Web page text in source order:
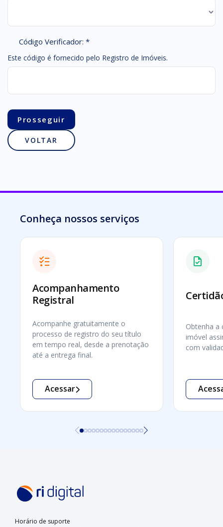
Código Verificador: *
Este código é fornecido pelo Registro de Imóveis.
Conheça nossos serviços
Acompanhamento
Registral
Acompanhe gratuitamente o
processo de registro do seu título
em tempo real, desde a prenotação
até a entrega final.
Acessar
Obtenha a
imóvel
com
Horário de suporte